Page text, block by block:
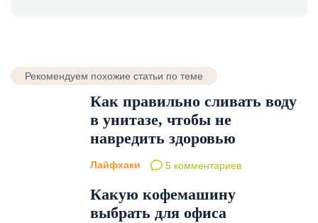
Рекомендуем похожие статьи по теме
Как правильно сливать воду
в унитазе, чтобы не
навредить здоровью
Лайфхаки 5 комментариев
Какую кофемашину
выбрать для офиса